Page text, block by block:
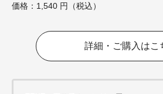
価格：1,540 円（税込）
詳細・ご購入はこ